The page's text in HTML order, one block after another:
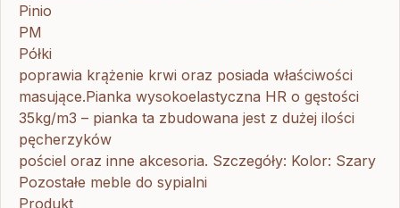
Pinio
PM
Półki
poprawia krążenie krwi oraz posiada właściwości
masujące.Pianka wysokoelastyczna HR o gęstości
35kg/m3 – pianka ta zbudowana jest z dużej ilości
pęcherzyków
pościel oraz inne akcesoria. Szczegóły: Kolor: Szary
Pozostałe meble do sypialni
Produkt